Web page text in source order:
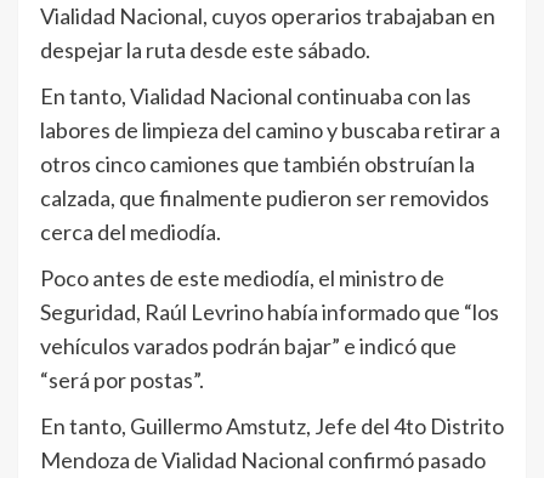
Vialidad Nacional, cuyos operarios trabajaban en
despejar la ruta desde este sábado.
En tanto, Vialidad Nacional continuaba con las
labores de limpieza del camino y buscaba retirar a
otros cinco camiones que también obstruían la
calzada, que finalmente pudieron ser removidos
cerca del mediodía.
Poco antes de este mediodía, el ministro de
Seguridad, Raúl Levrino había informado que “los
vehículos varados podrán bajar” e indicó que
“será por postas”.
En tanto, Guillermo Amstutz, Jefe del 4to Distrito
Mendoza de Vialidad Nacional confirmó pasado